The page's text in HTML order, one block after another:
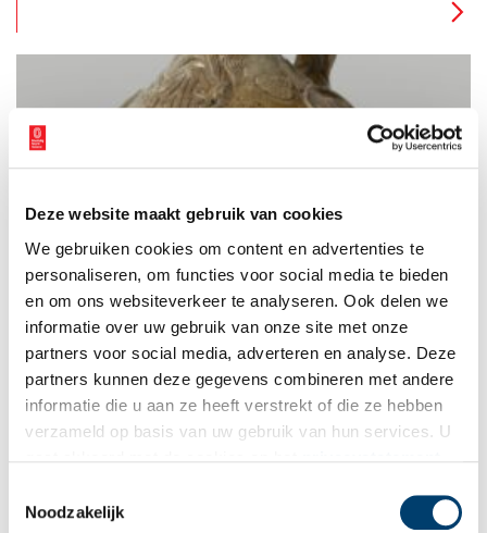
Deze website maakt gebruik van cookies
We gebruiken cookies om content en advertenties te
personaliseren, om functies voor social media te bieden
en om ons websiteverkeer te analyseren. Ook delen we
informatie over uw gebruik van onze site met onze
partners voor social media, adverteren en analyse. Deze
partners kunnen deze gegevens combineren met andere
informatie die u aan ze heeft verstrekt of die ze hebben
verzameld op basis van uw gebruik van hun services. U
Noodzakelijk
dan de ander. Drink je mee?
Bier is al eeuwenlang een populaire volksdrank, die veel werd
gebrouwen in Haarlem. In de zestiende en zeventiende eeuw
werd bier het liefst gedronken uit een baardmankruik. Maar
hoe werden deze kruiken gemaakt en wie moesten die
baardmannen eigenlijk voorstellen?